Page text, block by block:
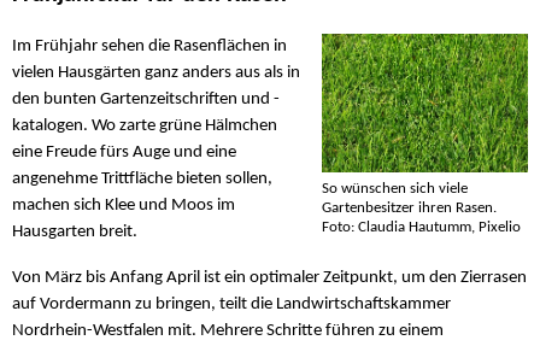
So wünschen sich viele
Gartenbesitzer ihren Rasen.
Foto: Claudia Hautumm, Pixelio
Im Frühjahr sehen die Rasenflächen in
vielen Hausgärten ganz anders aus als in
den bunten Gartenzeitschriften und -
katalogen. Wo zarte grüne Hälmchen
eine Freude fürs Auge und eine
angenehme Trittfläche bieten sollen,
machen sich Klee und Moos im
Hausgarten breit.
Von März bis Anfang April ist ein optimaler Zeitpunkt, um den Zierrasen
auf Vordermann zu bringen, teilt die Landwirtschaftskammer
Nordrhein-Westfalen mit. Mehrere Schritte führen zu einem